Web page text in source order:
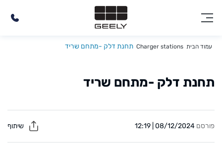
עמוד הבית Charger stations תחנת דלק -מתחם שריד
תחנת דלק -מתחם שריד
פורסם 08/12/2024 | 12:19